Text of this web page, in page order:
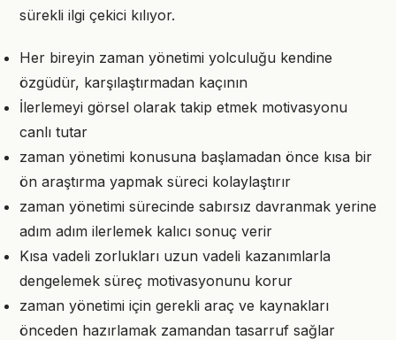
sürekli ilgi çekici kılıyor.
Her bireyin zaman yönetimi yolculuğu kendine
özgüdür, karşılaştırmadan kaçının
İlerlemeyi görsel olarak takip etmek motivasyonu
canlı tutar
zaman yönetimi konusuna başlamadan önce kısa bir
ön araştırma yapmak süreci kolaylaştırır
zaman yönetimi sürecinde sabırsız davranmak yerine
adım adım ilerlemek kalıcı sonuç verir
Kısa vadeli zorlukları uzun vadeli kazanımlarla
dengelemek süreç motivasyonunu korur
zaman yönetimi için gerekli araç ve kaynakları
önceden hazırlamak zamandan tasarruf sağlar